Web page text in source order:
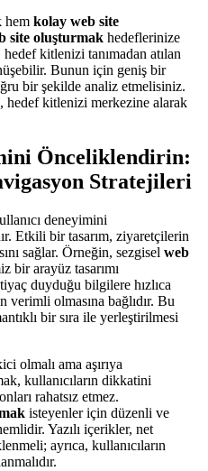
hem kolay web site
site oluşturmak hedeflerinize
kitlenizi tanımadan atılan
Bunun için geniş bir
bir şekilde analiz etmelisiniz.
hedef kitlenizi merkezine alarak
Önceliklendirin:
Stratejileri
deneyimini
Etkili bir tasarım, ziyaretçilerin
sağlar. Örneğin, sezgisel web
bir arayüz tasarımı
duyduğu bilgilere hızlıca
olmasına bağlıdır. Bu
bir sıra ile yerleştirilmesi
olmalı ama aşırıya
kullanıcıların dikkatini
rahatsız etmez.
isteyenler için düzenli ve
Yazılı içerikler, net
ayrıca, kullanıcıların